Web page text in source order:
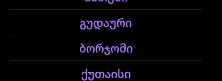
გუდაური
ბორჯომი
ქუთაისი